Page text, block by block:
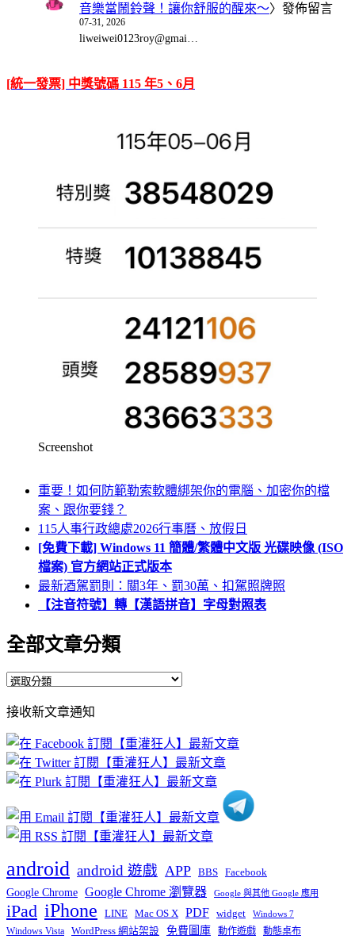
音樂當鬧鈴聲！讓你舒服的醒來～〉發佈留言
07-31, 2026
liweiwei0123roy@gmai…
[統一發票] 中獎號碼 115 年5、6月
Screenshot
重要！如何防範勒索軟體綁架你的電腦、加密你的檔
案、跟你要錢？
115人事行政總處2026行事曆、放假日
[免費下載] Windows 11 簡體/繁體中文版 光碟映像 (ISO
檔案) 官方網站正式版本
最新酒駕罰則：關3年、罰30萬、扣駕照牌照
【注音符號】轉【漢語拼音】字母對照表
全部文章分類
全
文
章
分
類
接收新文章通知
android android 遊戲 APP BBS Facebook
Google Chrome Google Chrome 瀏覽器 Google 與其他 Google 應用
iPad iPhone LINE Mac OS X PDF widget Windows 7
Windows Vista WordPress 網站架設 免費圖庫 動作遊戲 動態桌布